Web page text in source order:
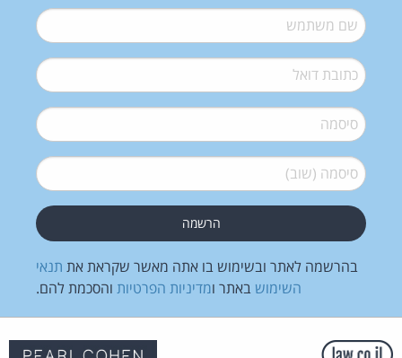
שם משתמש*
דואל*
סיסמה*
סיסמה (שוב)*
בהרשמה לאתר ובשימוש בו אתה מאשר שקראת את תנאי
השימוש באתר ומדיניות הפרטיות והסכמת להם.